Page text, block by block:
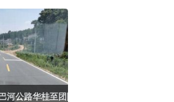
河公路华桂至团陂段改建工程